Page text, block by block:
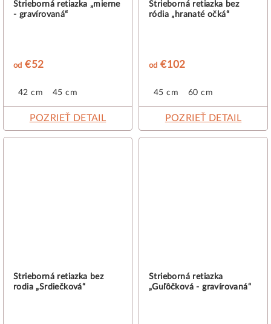
Strieborná retiazka „mierne
- gravírovaná“
od €52
42 cm 45 cm
POZRIEŤ DETAIL
Strieborná retiazka bez
ródia „hranaté očká“
od €102
45 cm 60 cm
POZRIEŤ DETAIL
Strieborná retiazka bez
rodia „Srdiečková“
Strieborná retiazka
„Guľôčková - gravírovaná“